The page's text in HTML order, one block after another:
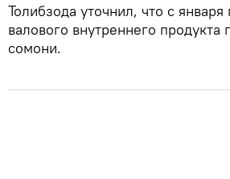
Толибзода уточнил, что с
валового внутреннего
сомони.